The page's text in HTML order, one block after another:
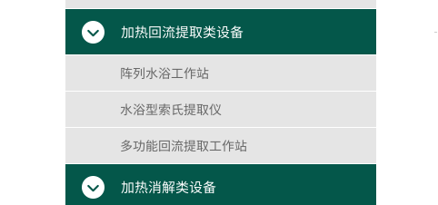
加热回流提取类设备
阵列水浴工作站
水浴型索氏提取仪
多功能回流提取工作站
加热消解类设备